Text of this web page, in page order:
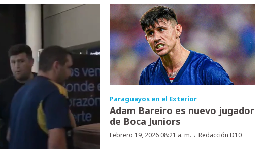
Paraguayos en el Exterior
Adam Bareiro es nuevo jugador
de Boca Juniors
Febrero 19, 2026 08:21 a. m. · Redacción D10